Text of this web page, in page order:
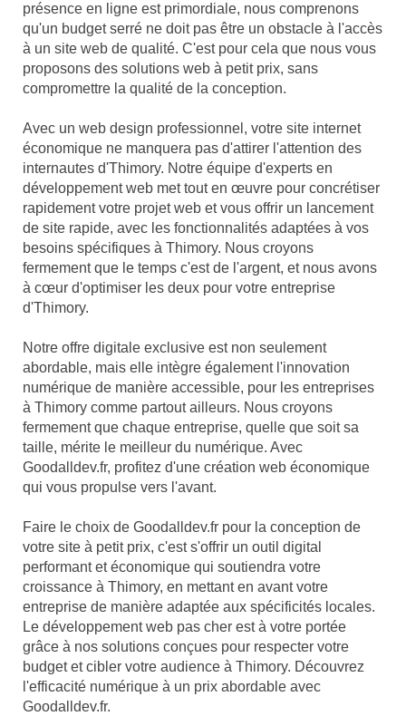
présence en ligne est primordiale, nous comprenons
qu'un budget serré ne doit pas être un obstacle à l'accès
à un site web de qualité. C'est pour cela que nous vous
proposons des solutions web à petit prix, sans
compromettre la qualité de la conception.
Avec un web design professionnel, votre site internet
économique ne manquera pas d'attirer l'attention des
internautes d'Thimory. Notre équipe d'experts en
développement web met tout en œuvre pour concrétiser
rapidement votre projet web et vous offrir un lancement
de site rapide, avec les fonctionnalités adaptées à vos
besoins spécifiques à Thimory. Nous croyons
fermement que le temps c'est de l'argent, et nous avons
à cœur d'optimiser les deux pour votre entreprise
d'Thimory.
Notre offre digitale exclusive est non seulement
abordable, mais elle intègre également l'innovation
numérique de manière accessible, pour les entreprises
à Thimory comme partout ailleurs. Nous croyons
fermement que chaque entreprise, quelle que soit sa
taille, mérite le meilleur du numérique. Avec
Goodalldev.fr, profitez d'une création web économique
qui vous propulse vers l'avant.
Faire le choix de Goodalldev.fr pour la conception de
votre site à petit prix, c'est s'offrir un outil digital
performant et économique qui soutiendra votre
croissance à Thimory, en mettant en avant votre
entreprise de manière adaptée aux spécificités locales.
Le développement web pas cher est à votre portée
grâce à nos solutions conçues pour respecter votre
budget et cibler votre audience à Thimory. Découvrez
l'efficacité numérique à un prix abordable avec
Goodalldev.fr.